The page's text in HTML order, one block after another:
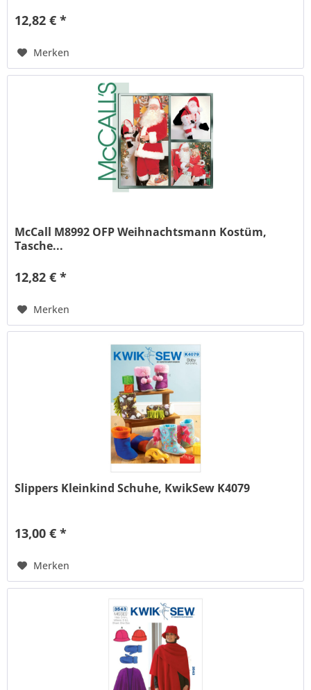
12,82 € *
Merken
McCall M8992 OFP Weihnachtsmann Kostüm,
Tasche...
12,82 € *
Merken
Slippers Kleinkind Schuhe, KwikSew K4079
13,00 € *
Merken